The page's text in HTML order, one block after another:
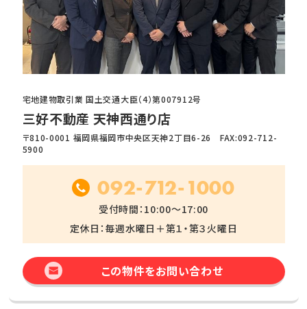
宅地建物取引業 国土交通大臣（4）第007912号
三好不動産 天神西通り店
〒810-0001 福岡県福岡市中央区天神2丁目6-26 FAX:092-712-
5900
092-712-1000
受付時間：10:00～17:00
定休日：毎週水曜日＋第１・第３火曜日
この物件をお問い合わせ